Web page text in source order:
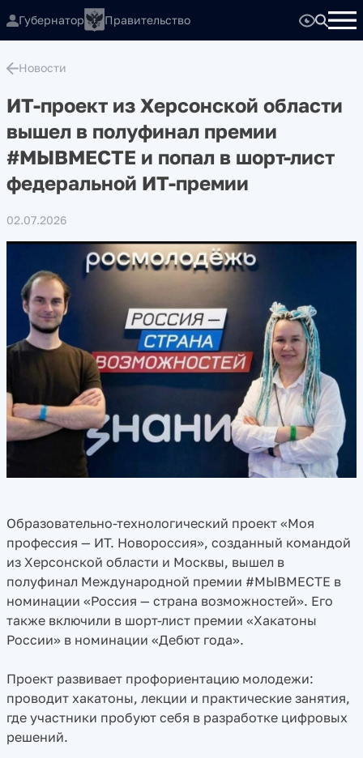
Губернатор Правительство
Новости
ИТ-проект из Херсонской области
вышел в полуфинал премии
#МЫВМЕСТЕ и попал в шорт-лист
федеральной ИТ-премии
02.07.2026
Образовательно-технологический проект «Моя
профессия — ИТ. Новороссия», созданный командой
из Херсонской области и Москвы, вышел в
полуфинал Международной премии #МЫВМЕСТЕ в
номинации «Россия — страна возможностей». Его
также включили в шорт-лист премии «Хакатоны
России» в номинации «Дебют года».
Проект развивает профориентацию молодежи:
проводит хакатоны, лекции и практические занятия,
где участники пробуют себя в разработке цифровых
решений.